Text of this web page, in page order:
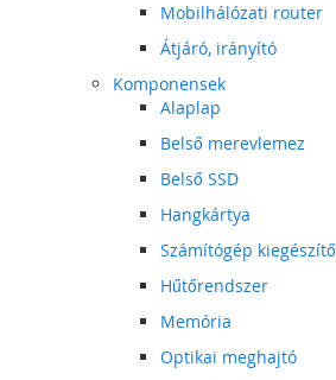
Mobilhálózati router
Átjáró, irányító
Komponensek
Alaplap
Belső merevlemez
Belső SSD
Hangkártya
Számítógép kiegészítő
Hűtőrendszer
Memória
Optikai meghajtó